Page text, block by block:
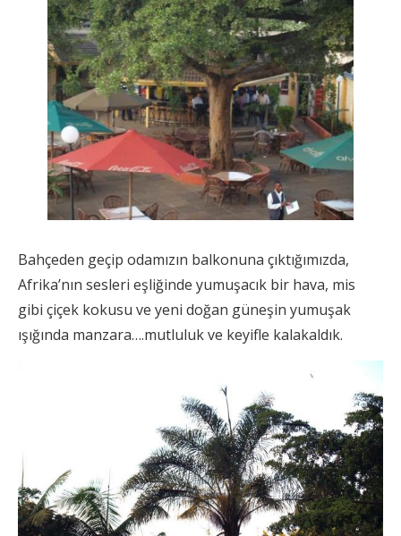
Bahçeden geçip odamızın balkonuna çıktığımızda,
Afrika’nın sesleri eşliğinde yumuşacık bir hava, mis
gibi çiçek kokusu ve yeni doğan güneşin yumuşak
ışığında manzara….mutluluk ve keyifle kalakaldık.